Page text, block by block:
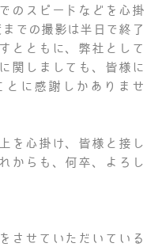
のスピードなどを心掛
での撮影は半日で終了
とともに、弊社として
関しましても、皆様に
とに感謝しかありませ
を心掛け、皆様と接し
からも、何卒、よろし
させていただいている